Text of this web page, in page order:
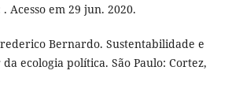
Acesso em 29 jun. 2020.
Bernardo. Sustentabilidade e
ecologia política. São Paulo: Cortez,